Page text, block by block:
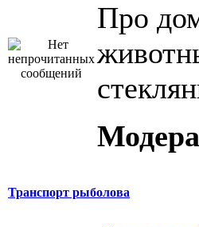
Про
Транспорт рыболова